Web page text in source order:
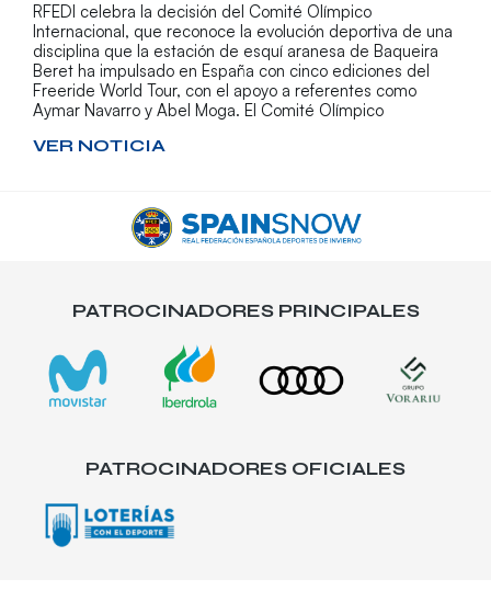
RFEDI celebra la decisión del Comité Olímpico
Internacional, que reconoce la evolución deportiva de una
disciplina que la estación de esquí aranesa de Baqueira
Beret ha impulsado en España con cinco ediciones del
Freeride World Tour, con el apoyo a referentes como
Aymar Navarro y Abel Moga. El Comité Olímpico
VER NOTICIA
PATROCINADORES PRINCIPALES
PATROCINADORES OFICIALES